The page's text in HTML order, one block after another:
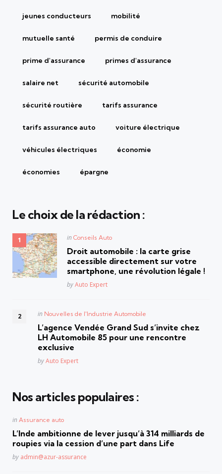
jeunes conducteurs mobilité
mutuelle santé permis de conduire
prime d'assurance primes d'assurance
salaire net sécurité automobile
sécurité routière tarifs assurance
tarifs assurance auto voiture électrique
véhicules électriques économie
économies épargne
Le choix de la rédaction :
Posted
in Conseils Auto
Droit automobile : la carte grise
accessible directement sur votre
smartphone, une révolution légale !
Posted
byAuto Expert
Posted
in Nouvelles de l'Industrie Automobile
L’agence Vendée Grand Sud s’invite chez
LH Automobile 85 pour une rencontre
exclusive
Posted
byAuto Expert
Nos articles populaires :
Posted
in Assurance auto
L’Inde ambitionne de lever jusqu’à 314 milliards de
roupies via la cession d’une part dans Life
Posted
by admin@azur-assurance